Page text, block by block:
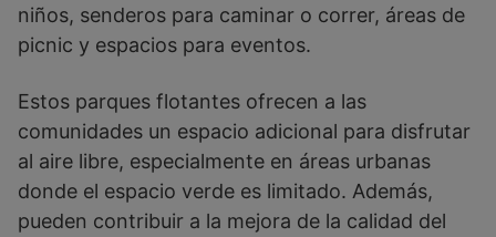
niños, senderos para caminar o correr, áreas de
picnic y espacios para eventos.
Estos parques flotantes ofrecen a las
comunidades un espacio adicional para disfrutar
al aire libre, especialmente en áreas urbanas
donde el espacio verde es limitado. Además,
pueden contribuir a la mejora de la calidad del